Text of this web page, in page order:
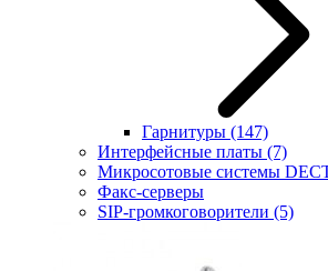
Гарнитуры (147)
Интерфейсные платы (7)
Микросотовые системы
Факс-серверы
SIP-громкоговорители (5)